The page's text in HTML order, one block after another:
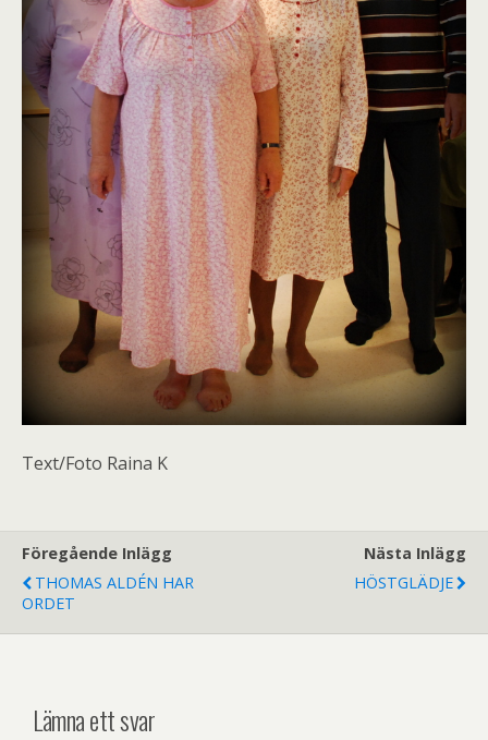
Text/Foto Raina K
Föregående Inlägg
THOMAS ALDÉN HAR
ORDET
Nästa Inlägg
HÖSTGLÄDJE
Lämna ett svar